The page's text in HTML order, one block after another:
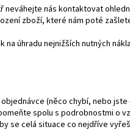
nás kontaktovat
zboží, které nám poté
na úhradu nejnižších nutných
(něco chybí, nebo
spolu s podrobnostmi o
se celá situace co nejdříve